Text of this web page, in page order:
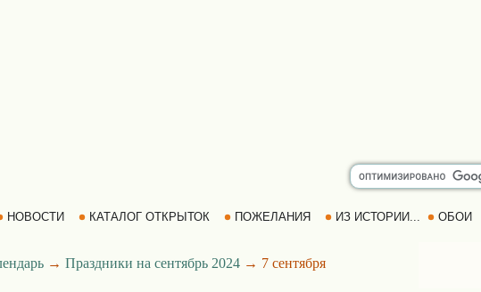
НОВОСТИ КАТАЛОГ ОТКРЫТОК ПОЖЕЛАНИЯ ИЗ ИСТОРИИ... ОБОИ
→ Праздники на сентябрь 2024→ 7 сентября